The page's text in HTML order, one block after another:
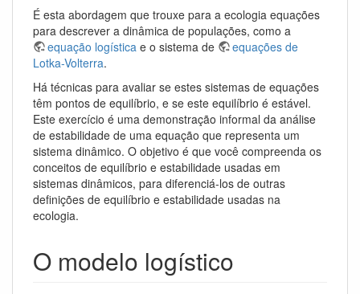
É esta abordagem que trouxe para a ecologia equações
para descrever a dinâmica de populações, como a
equação logística e o sistema de
equações de
Lotka-Volterra.
Há técnicas para avaliar se estes sistemas de equações
têm pontos de equilíbrio, e se este equilíbrio é estável.
Este exercício é uma demonstração informal da análise
de estabilidade de uma equação que representa um
sistema dinâmico. O objetivo é que você compreenda os
conceitos de equilíbrio e estabilidade usadas em
sistemas dinâmicos, para diferenciá-los de outras
definições de equilíbrio e estabilidade usadas na
ecologia.
O modelo logístico